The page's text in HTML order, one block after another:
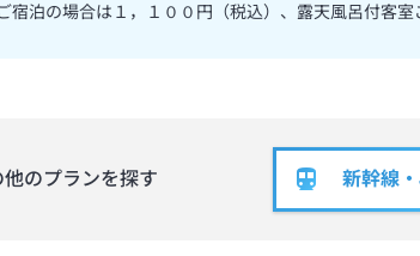
宿泊の場合は１，１００円（税込）、露天風呂付客
他のプランを探す 新幹線